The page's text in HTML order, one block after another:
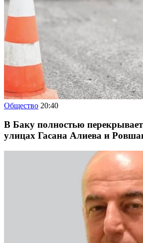
Общество 20:40
В Баку полностью
улицах Гасана Алиева и